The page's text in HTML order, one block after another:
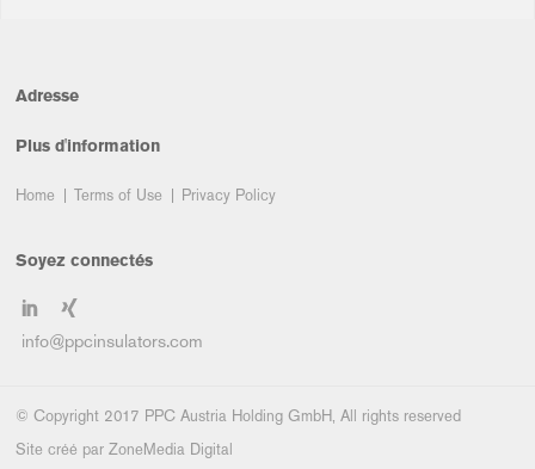
Adresse
Plus d'information
Home Terms of Use Privacy Policy
Soyez connectés
info@ppcinsulators.com
© Copyright 2017 PPC Austria Holding GmbH, All rights reserved
Site créé par ZoneMedia Digital